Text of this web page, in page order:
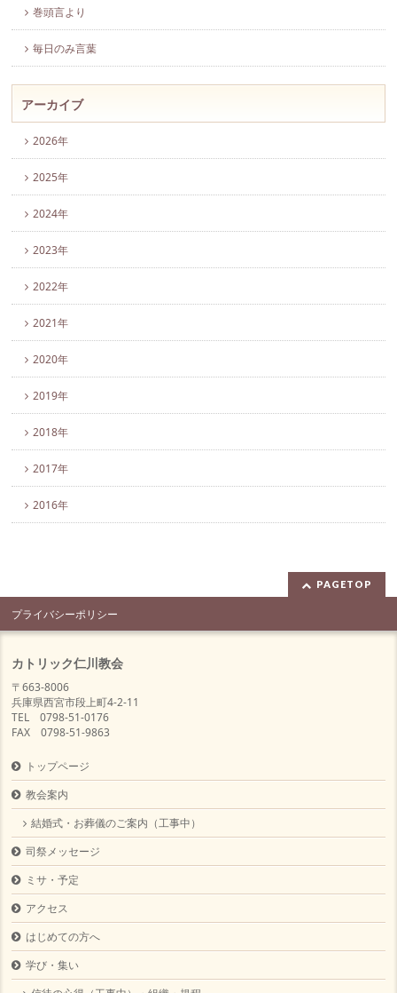
巻頭言より
毎日のみ言葉
アーカイブ
2026年
2025年
2024年
2023年
2022年
2021年
2020年
2019年
2018年
2017年
2016年
PAGETOP
プライバシーポリシー
カトリック仁川教会
〒663-8006
兵庫県西宮市段上町4-2-11
TEL 0798-51-0176
FAX 0798-51-9863
トップページ
教会案内
結婚式・お葬儀のご案内（工事中）
司祭メッセージ
ミサ・予定
アクセス
はじめての方へ
学び・集い